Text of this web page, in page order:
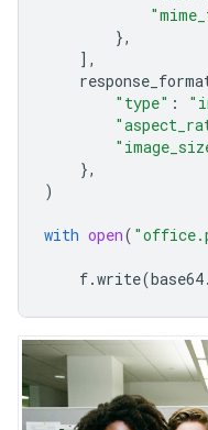
},
],
"type" :
},
)
with open(
f.write(base64.